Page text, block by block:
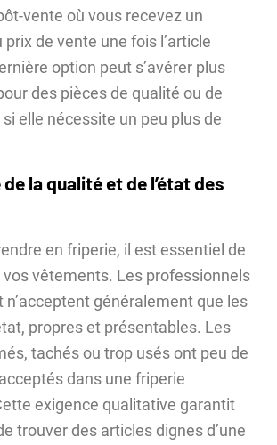
vente où vous recevez un
de vente une fois l’article
option peut s’avérer plus
des pièces de qualité ou de
elle nécessite un peu plus de
la qualité et de l’état des
en friperie, il est essentiel de
vos vêtements. Les professionnels
généralement que les
propres et présentables. Les
tachés ou trop usés ont peu de
dans une friperie
exigence qualitative garantit
trouver des articles dignes d’une